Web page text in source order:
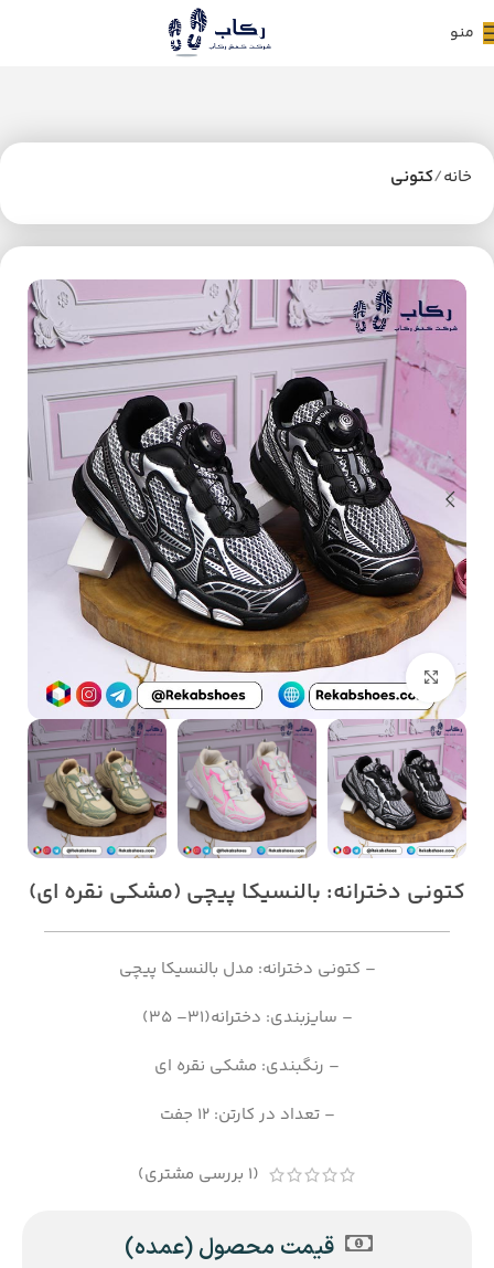
منو
خانه کتونی
کتونی دخترانه: بالنسیکا پیچی (مشکی نقره ای)
– کتونی دخترانه: مدل بالنسیکا پیچی
– سایزبندی: دخترانه(31– 35)
– رنگبندی: مشکی نقره ای
– تعداد در کارتن: 12 جفت
(
1 بررسی مشتری)
قیمت محصول (عمده)
بزرگنمایی تصویر